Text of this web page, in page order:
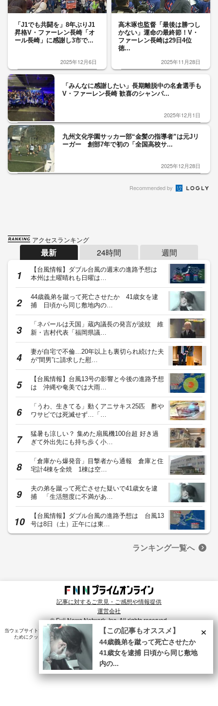
「J1でも共闘を」8年ぶりJ1
昇格V・ファーレン長崎「オ
ール長崎」に感謝し3市で...
2025年12月6日
高木琢也監督「最後は勝つし
かない」運命の最終節！V・
ファーレン長崎は29日4位
徳...
2025年11月28日
「みんなに感謝したい」長期離脱中の名倉選手も
V・ファーレン長崎 歓喜のシャンパ...
2025年12月1日
九州文化学園サッカー部“金髪の指導者”は元Jリ
ーガー 創部7年で初の「全国高校サ...
2025年12月28日
Recommended by
アクセスランキング
最新 24時間 週間
【台風情報】ダブル台風の週末の進路予想は
本州は土曜晴れも日曜は…
44歳義弟を蹴って死亡させたか 41歳女を逮
捕 日頃から同じ敷地内の…
「ネパールは天国」蔵内議長の発言が波紋 維
新・吉村代表「福岡県議…
妻が自宅で不倫…20年以上も裏切られ続けた夫
が“間男”に請求した慰…
【台風情報】台風13号の影響と今後の進路予想
は 沖縄や奄美では大雨…
「うわ、生きてる」動くアニサキス25匹 酢や
ワサビでは死滅せず…「…
猛暑も涼しい？ 集めた扇風機100台超 好き過
ぎて外出先にも持ち歩く小…
「倉庫から爆発音」目撃者から通報 倉庫と住
宅計4棟を全焼 1棟は空…
夫の弟を蹴って死亡させた疑いで41歳女を逮
捕 「生活態度に不満があ…
【台風情報】ダブル台風の進路予想は 台風13
号は8日（土）正午には東…
ランキング一覧へ
記事に対するご意見・ご感想や情報提供
運営会社
© Fuji News Network, Inc. All rights reserved.
当ウェブサイトでは、ユーザのニーズ・興味・関⼼に合致したコンテンツや広告配信を提供する
ためにクッキーを使⽤しています。詳細は、
プライバシーポリシー をご確認ください。×
【この記事もオススメ】
44歳義弟を蹴って死亡させたか
41歳女を逮捕 日頃から同じ敷地
内の...